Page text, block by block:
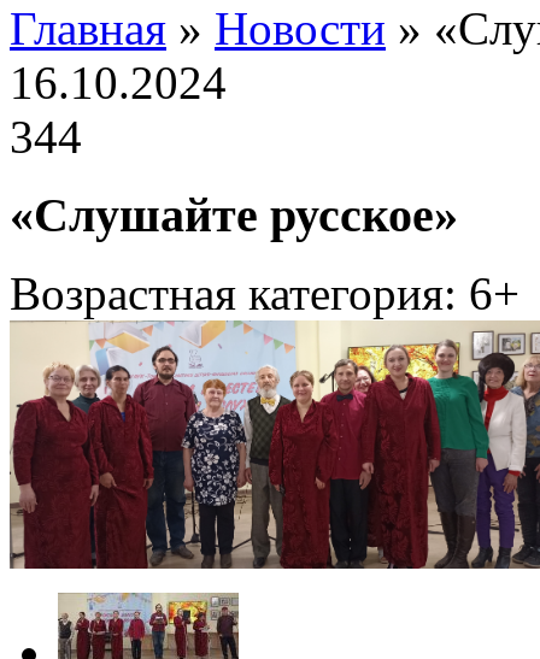
Главная » Новости »
16.10.2024
344
«Слушайте русское»
Возрастная категория: 6+